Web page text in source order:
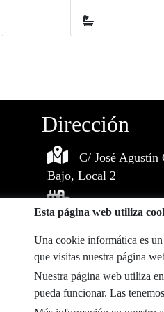
Dirección
C/ José Agustín
Bajo, Local 2
46980 Valencia
Esta página web utiliza
Una cookie informática es
que visitas nuestra página
Nuestra página web utiliza
pueda funcionar. Las